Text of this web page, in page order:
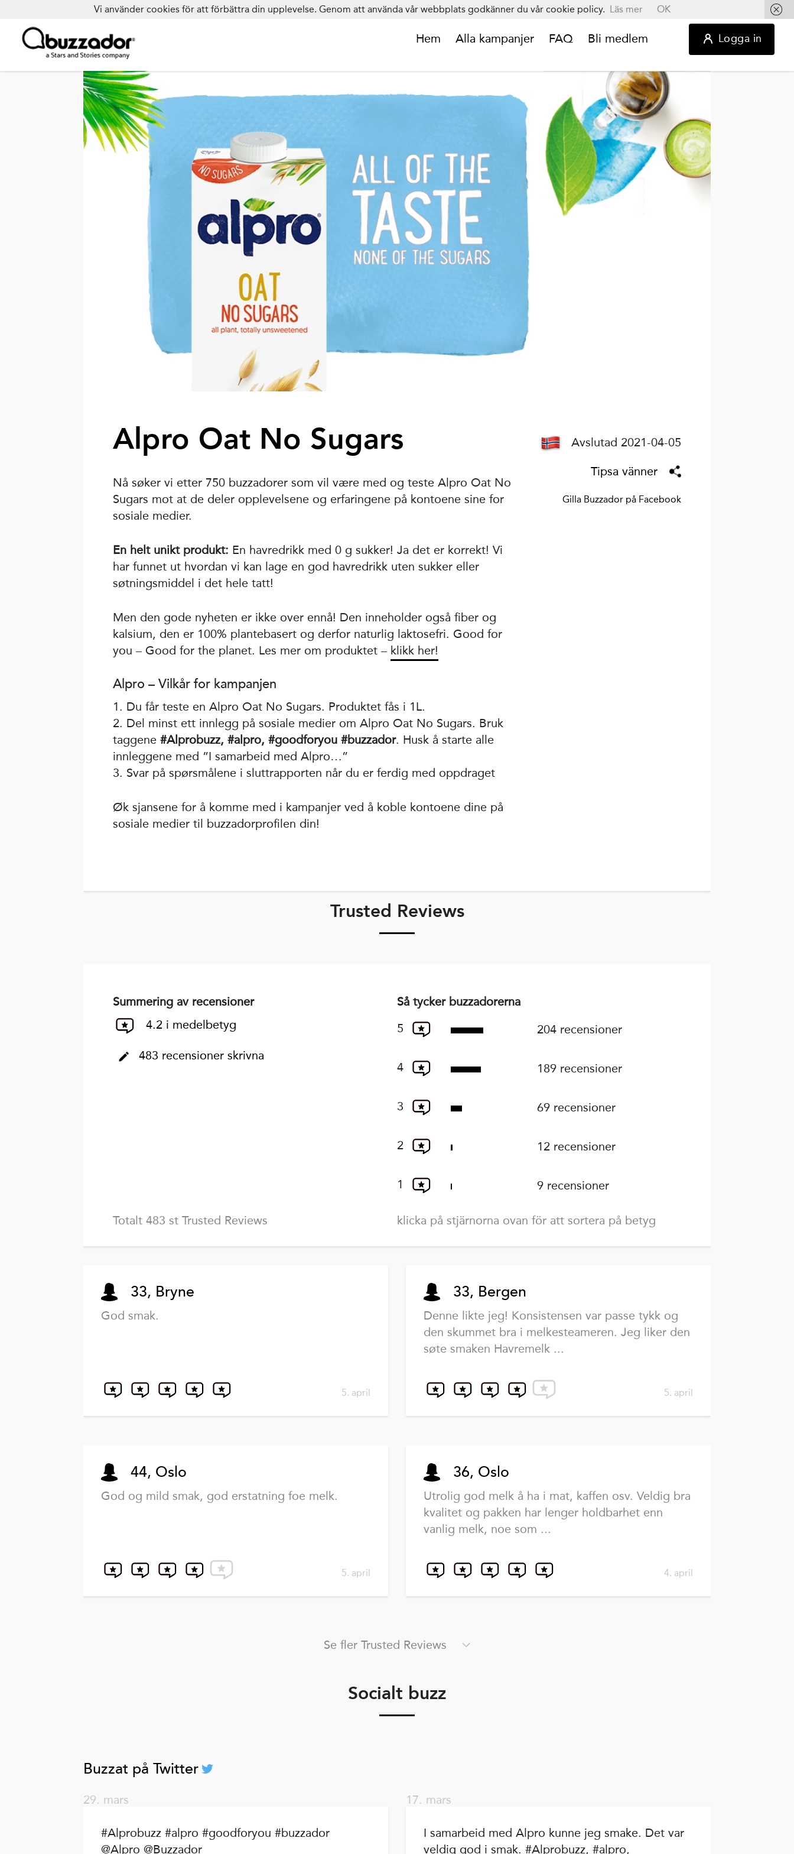
Hem Alla kampanjer FAQ Bli medlem Logga in
Alpro Oat No Sugars
Nå søker vi etter 750 buzzadorer som vil være med og teste Alpro Oat No
Sugars mot at de deler opplevelsene og erfaringene på kontoene sine for
sosiale medier.
En helt unikt produkt: En havredrikk med 0 g sukker! Ja det er korrekt! Vi
har funnet ut hvordan vi kan lage en god havredrikk uten sukker eller
søtningsmiddel i det hele tatt!
Men den gode nyheten er ikke over ennå! Den inneholder også fiber og
kalsium, den er 100% plantebasert og derfor naturlig laktosefri. Good for
you – Good for the planet. Les mer om produktet – klikk her!
Alpro – Vilkår for kampanjen
1. Du får teste en Alpro Oat No Sugars. Produktet fås i 1L.
2. Del minst ett innlegg på sosiale medier om Alpro Oat No Sugars. Bruk
taggene#Alprobuzz, #alpro, #goodforyou #buzzador. Husk å starte alle
innleggene med ”I samarbeid med Alpro…”
3. Svar på spørsmålene i sluttrapporten når du er ferdig med oppdraget
Øk sjansene for å komme med i kampanjer ved å koble kontoene dine på
sosiale medier til buzzadorprofilen din!
Avslutad 2021-04-05
Tipsa vänner
Gilla Buzzador på Facebook
Trusted Reviews
Summering av recensioner
4.2 i medelbetyg
483 recensioner skrivna
Totalt 483 st Trusted Reviews
Så tycker buzzadorerna
5
204 recensioner
4 189 recensioner
3 69 recensioner
2 12 recensioner
1 9 recensioner
klicka på stjärnorna ovan för att sortera på betyg
33, Bryne
God smak.
5. april
33, Bergen
Denne likte jeg! Konsistensen var passe tykk og
den skummet bra i melkesteameren. Jeg liker den
søte smaken Havremelk ...
5. april
44, Oslo
God og mild smak, god erstatning foe melk.
5. april
36, Oslo
Utrolig god melk å ha i mat, kaffen osv. Veldig bra
kvalitet og pakken har lenger holdbarhet enn
vanlig melk, noe som ...
4. april
Se fler Trusted Reviews
Socialt buzz
Buzzat på Twitter
29. mars
#Alprobuzz #alpro #goodforyou #buzzador
@Alpro @Buzzador
17. mars
I samarbeid med Alpro kunne jeg smake. Det var
veldig god i smak. #Alprobuzz, #alpro,
Vi använder cookies för att förbättra din upplevelse. Genom att använda vår webbplats godkänner du vår cookie policy. Läs mer OK